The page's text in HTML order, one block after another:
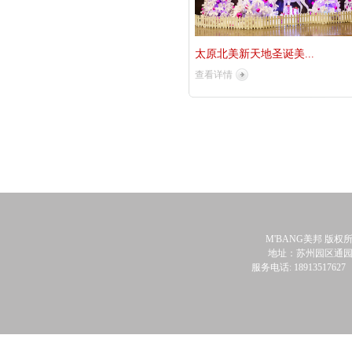
太原北美新天地圣诞美...
查看详情
M'BANG美邦 版权
地址：苏州园区通
服务电话: 18913517627